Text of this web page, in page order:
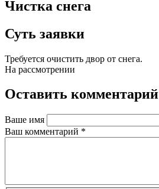
Чистка снега
Суть заявки
Требуется очистить двор от снега.
На рассмотрении
Оставить комментарий
Ваше имя
Ваш комментарий *